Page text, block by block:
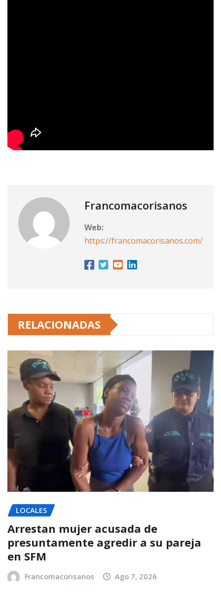
Francomacorisanos
Web:
https://francomacorisanos.com/
RELACIONADAS
LOCALES
Arrestan mujer acusada de
presuntamente agredir a su pareja
en SFM
Francomacorisanos Ago 7, 2026